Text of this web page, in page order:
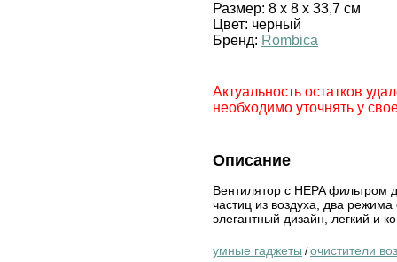
Размер: 8 х 8 х 33,7 см
Цвет: черный
Бренд: Rombica
Актуальность остатков
необходимо уточнять у
Описание
Вентилятор с HEPA фильтром
частиц из воздуха, два
элегантный дизайн, легкий и
умные гаджеты /очистители